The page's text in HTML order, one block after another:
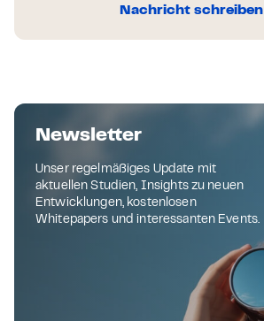
Nachricht schreiben
Newsletter
Unser regelmäßiges Update mit
aktuellen Studien, Insights zu neuen
Entwicklungen, kostenlosen
Whitepapers und interessanten Events.